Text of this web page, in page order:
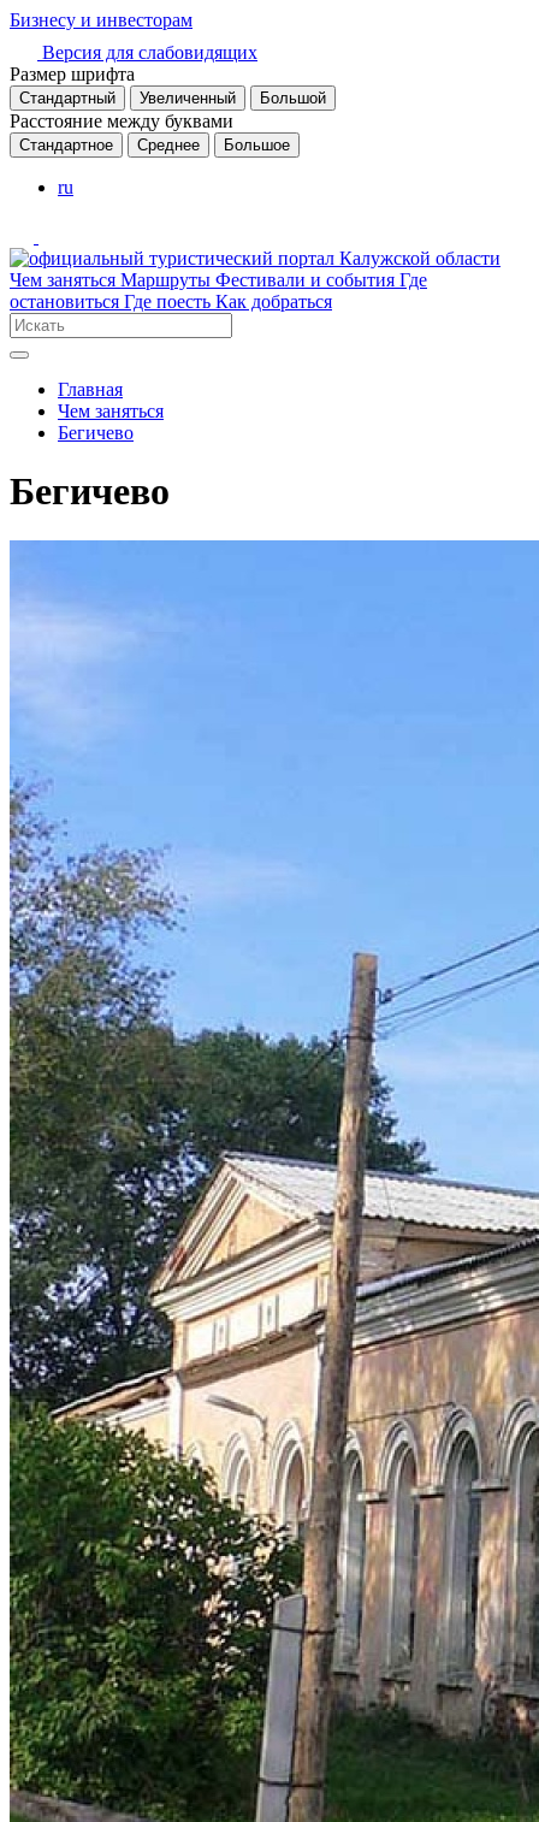
Бизнесу и инвесторам
Версия для слабовидящих
Размер шрифта
Стандартный Увеличенный Большой
Расстояние между буквами
Стандартное Среднее Большое
ru
Чем заняться Маршруты Фестивали и события Где
остановиться Где поесть Как добраться
Главная
Чем заняться
Бегичево
Бегичево